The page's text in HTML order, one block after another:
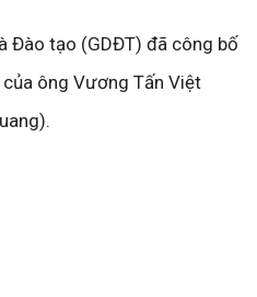
Đào tạo (GDĐT) đã công bố
ông Vương Tấn Việt